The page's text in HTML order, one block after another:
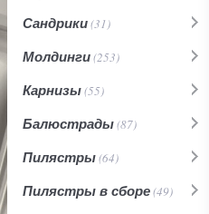
Сандрики(31)
Молдинги(253)
Карнизы(55)
Балюстрады(87)
Пилястры(64)
Пилястры в сборе(49)